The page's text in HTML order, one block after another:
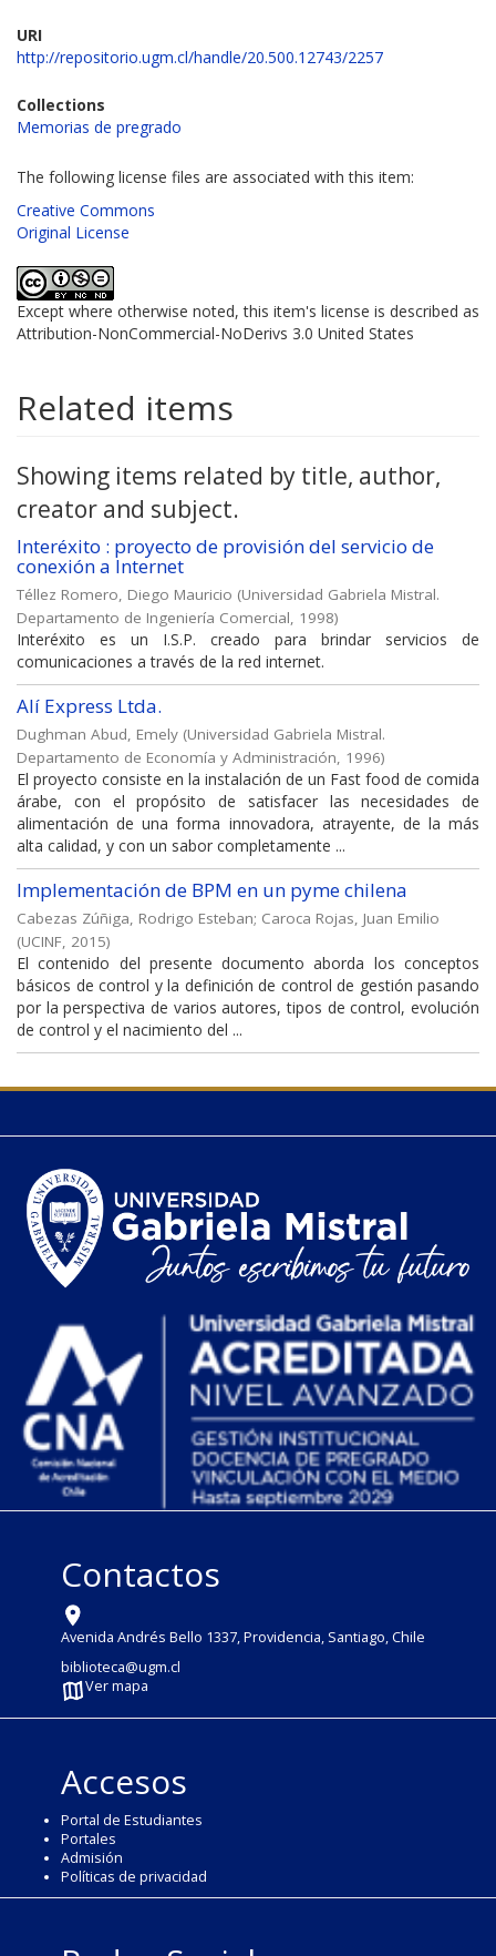
URI
http://repositorio.ugm.cl/handle/20.500.12743/2257
Collections
Memorias de pregrado
The following license files are associated with this item:
Creative Commons
Original License
Except where otherwise noted, this item's license is described as
Attribution-NonCommercial-NoDerivs 3.0 United States
Related items
Showing items related by title, author,
creator and subject.
Interéxito : proyecto de provisión del servicio de
conexión a Internet
Téllez Romero, Diego Mauricio (Universidad Gabriela Mistral.
Departamento de Ingeniería Comercial, 1998)
Interéxito es un I.S.P. creado para brindar servicios de
comunicaciones a través de la red internet.
Alí Express Ltda.
Dughman Abud, Emely (Universidad Gabriela Mistral.
Departamento de Economía y Administración, 1996)
El proyecto consiste en la instalación de un Fast food de comida
árabe, con el propósito de satisfacer las necesidades de
alimentación de una forma innovadora, atrayente, de la más
alta calidad, y con un sabor completamente ...
Implementación de BPM en un pyme chilena
Cabezas Zúñiga, Rodrigo Esteban; Caroca Rojas, Juan Emilio
(UCINF, 2015)
El contenido del presente documento aborda los conceptos
básicos de control y la definición de control de gestión pasando
por la perspectiva de varios autores, tipos de control, evolución
de control y el nacimiento del ...
Contactos
Avenida Andrés Bello 1337, Providencia, Santiago, Chile
biblioteca@ugm.cl
Ver mapa
Accesos
Portal de Estudiantes
Portales
Admisión
Políticas de privacidad